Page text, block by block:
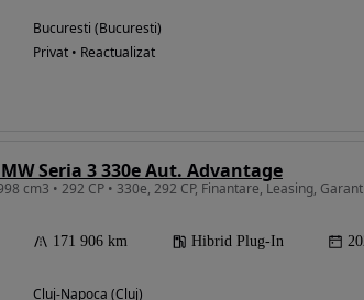
Bucuresti (Bucuresti)
Privat • Reactualizat
Seria 3 330e Aut. Advantage
cm3 • 292 CP • 330e, 292 CP, Finantare, Leasing,
171 906 km Hibrid Plug-In
Cluj-Napoca (Cluj)